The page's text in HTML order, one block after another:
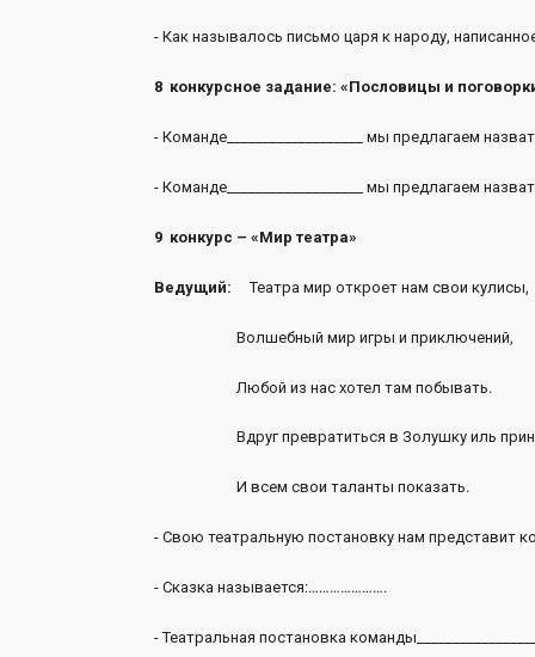
- Как называлось письмо царя к народу,
8 конкурсное задание: «Пословицы и
- Команде___________________ мы предлагаем
- Команде___________________ мы предлагаем
9 конкурс – «Мир театра»
Ведущий: Театра мир откроет нам свои кулисы,
Волшебный мир игры и приключений,
Любой из нас хотел там побывать.
Вдруг превратиться в Золушку иль
И всем свои таланты показать.
- Свою театральную постановку нам представит
- Сказка называется:………………….
- Театральная постановка